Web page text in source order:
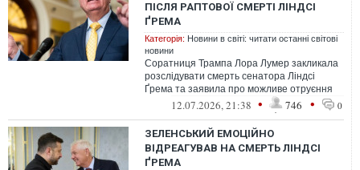
ПІСЛЯ РАПТОВОЇ СМЕРТІ ЛІНДСІ
ҐРЕМА
Категорія: Новини в світі: читати останні світові
новини
Соратниця Трампа Лора Лумер закликала
розслідувати смерть сенатора Ліндсі
Ґрема та заявила про можливе отруєння
12.07.2026, 21:38 • 746 • 0
ЗЕЛЕНСЬКИЙ ЕМОЦІЙНО
ВІДРЕАГУВАВ НА СМЕРТЬ ЛІНДСІ
ҐРЕМА